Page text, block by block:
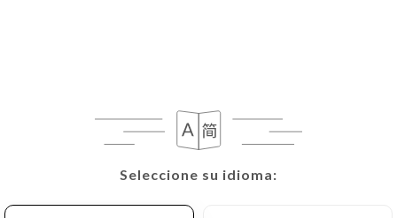
Seleccione su idioma:
Seleccione su idioma: